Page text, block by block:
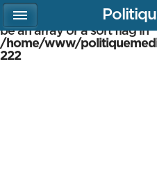
Warning
: array_multisort():
be an array or a sort flag in
/home/www/
222